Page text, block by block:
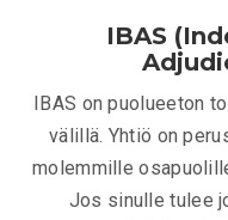
IBAS
IBAS on puolueeton
välillä. Yhtiö on
molemmille
Jos sinulle tulee